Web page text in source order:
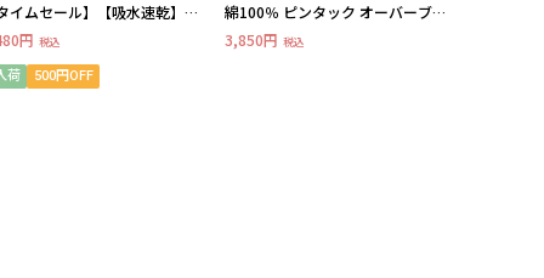
イムセール】【吸水速乾】ス
ッチ クロプトパンツ
円 税込
荷 500円OFF
綿100％ ピンタック オーバーブラ
ウスLL/3L/4L/5L/6LMB mint
breezeミントブリーズ
3,850円 税込